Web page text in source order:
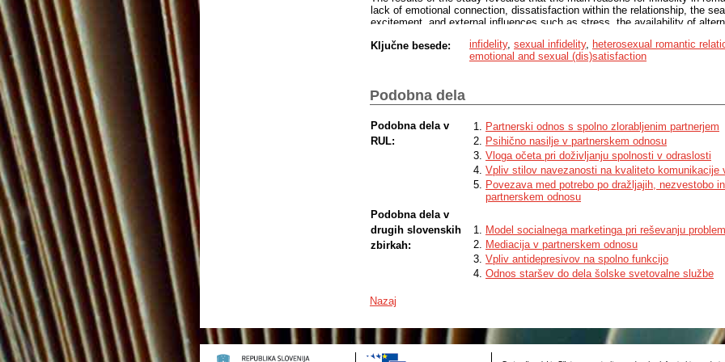
lack of emotional connection, dissatisfaction within the relationship, the
excitement, and external influences such as stress, the availability of
of unmet needs and dissatisfaction within the existing relationship. The
significant role of gender, cultural factors, and individual personality traits in
The research also identified the intergenerational impact of infidelity.
infidelity in their parents' relationships were more likely to either repeat
relationships or develop a heightened fear of infidelity. The study also
modern technology, which facilitates the establishment of extramarital
between emotional and physical infidelity.
Despite the pain and challenges that infidelity brings, some individuals
valuable lessons about themselves and their relationships from the
the need to improve communication in relationships, enhance emotional
awareness of the influence of social norms on the perception of fidelity.
Ključne besede: infidelity, sexual infidelity, heterosexual romantic
emotional and sexual (dis)satisfaction
Podobna dela
Podobna dela v
RUL:
Partnerski odnos s spolno zlorabljenim partnerjem
Psihično nasilje v partnerskem odnosu
Vloga očeta pri doživljanju spolnosti v odraslosti
Vpliv stilov navezanosti na kvaliteto komunikacije
Povezava med potrebo po dražljajih, nezvestobo
partnerskem odnosu
Podobna dela v
drugih slovenskih
zbirkah:
Model socialnega marketinga pri reševanju
Mediacija v partnerskem odnosu
Vpliv antidepresivov na spolno funkcijo
Odnos staršev do dela šolske svetovalne službe
Nazaj